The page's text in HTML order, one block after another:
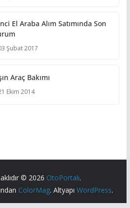
El Araba Alım Satımında Son
Şubat 2017
Araç Bakımı
Ekim 2014
© 2026 OtoPortalı.
ColorMag. AltyapıWordPress.